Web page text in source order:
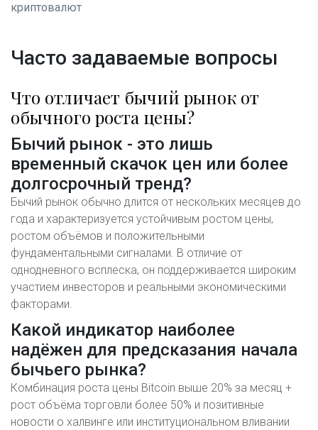
криптовалют
Часто задаваемые вопросы
Что отличает бычий рынок от
обычного роста цены?
Бычий рынок - это лишь
временный скачок цен или более
долгосрочный тренд?
Бычий рынок обычно длится от нескольких месяцев до
года и характеризуется устойчивым ростом цены,
ростом объёмов и положительными
фундаментальными сигналами. В отличие от
однодневного всплеска, он поддерживается широким
участием инвесторов и реальными экономическими
факторами.
Какой индикатор наиболее
надёжен для предсказания начала
бычьего рынка?
Комбинация роста цены Bitcoin выше 20% за месяц +
рост объёма торговли более 50% и позитивные
новости о халвинге или институциональном вливании